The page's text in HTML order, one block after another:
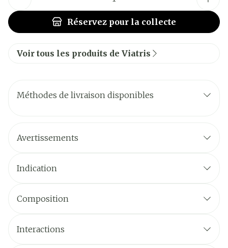
Réservez pour la collecte
Voir tous les produits de Viatris
Méthodes de livraison disponibles
Avertissements
Indication
Composition
Interactions